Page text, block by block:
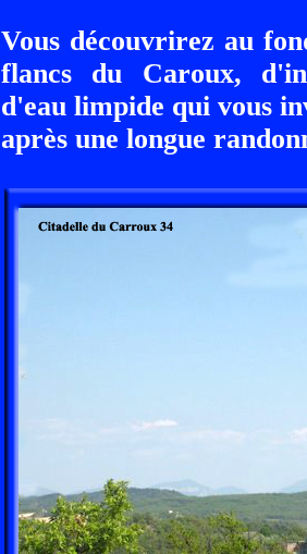
Vous découvrirez au
flancs du Caroux,
d'eau limpide qui vous
après une longue